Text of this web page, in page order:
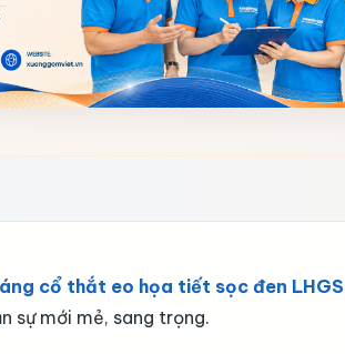
cổ thắt eo họa tiết sọc đen
sự mới mẻ, sang trọng.